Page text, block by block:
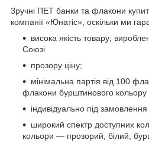
Зручні ПЕТ банки та флакони
компанії «Юнатіс», оскільки ми
висока якість товару;
Союзі
прозору ціну;
мінімальна партія від 100
флакони бурштинового кольору
індивідуально під
широкий спектр доступних
кольори — прозорий, білий,